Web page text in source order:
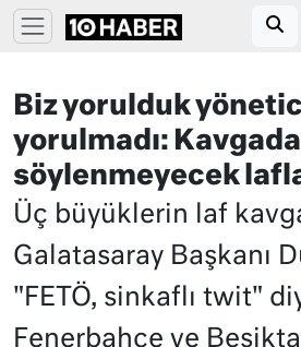
Biz yorulduk
yorulmadı: Kavgada
söylenmeyecek
Üç büyüklerin laf
Galatasaray Başkanı
"FETÖ, sinkaflı twit"
Fenerbahçe ve